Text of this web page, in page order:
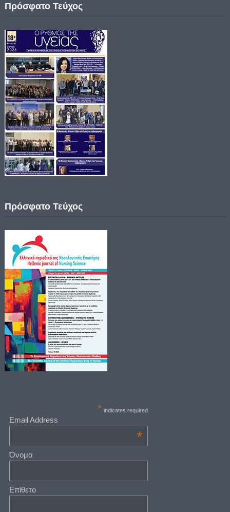
Πρόσφατο Τεύχος
Πρόσφατο Τεύχος
* indicates required
Email Address
*
Όνομα
Επίθετο